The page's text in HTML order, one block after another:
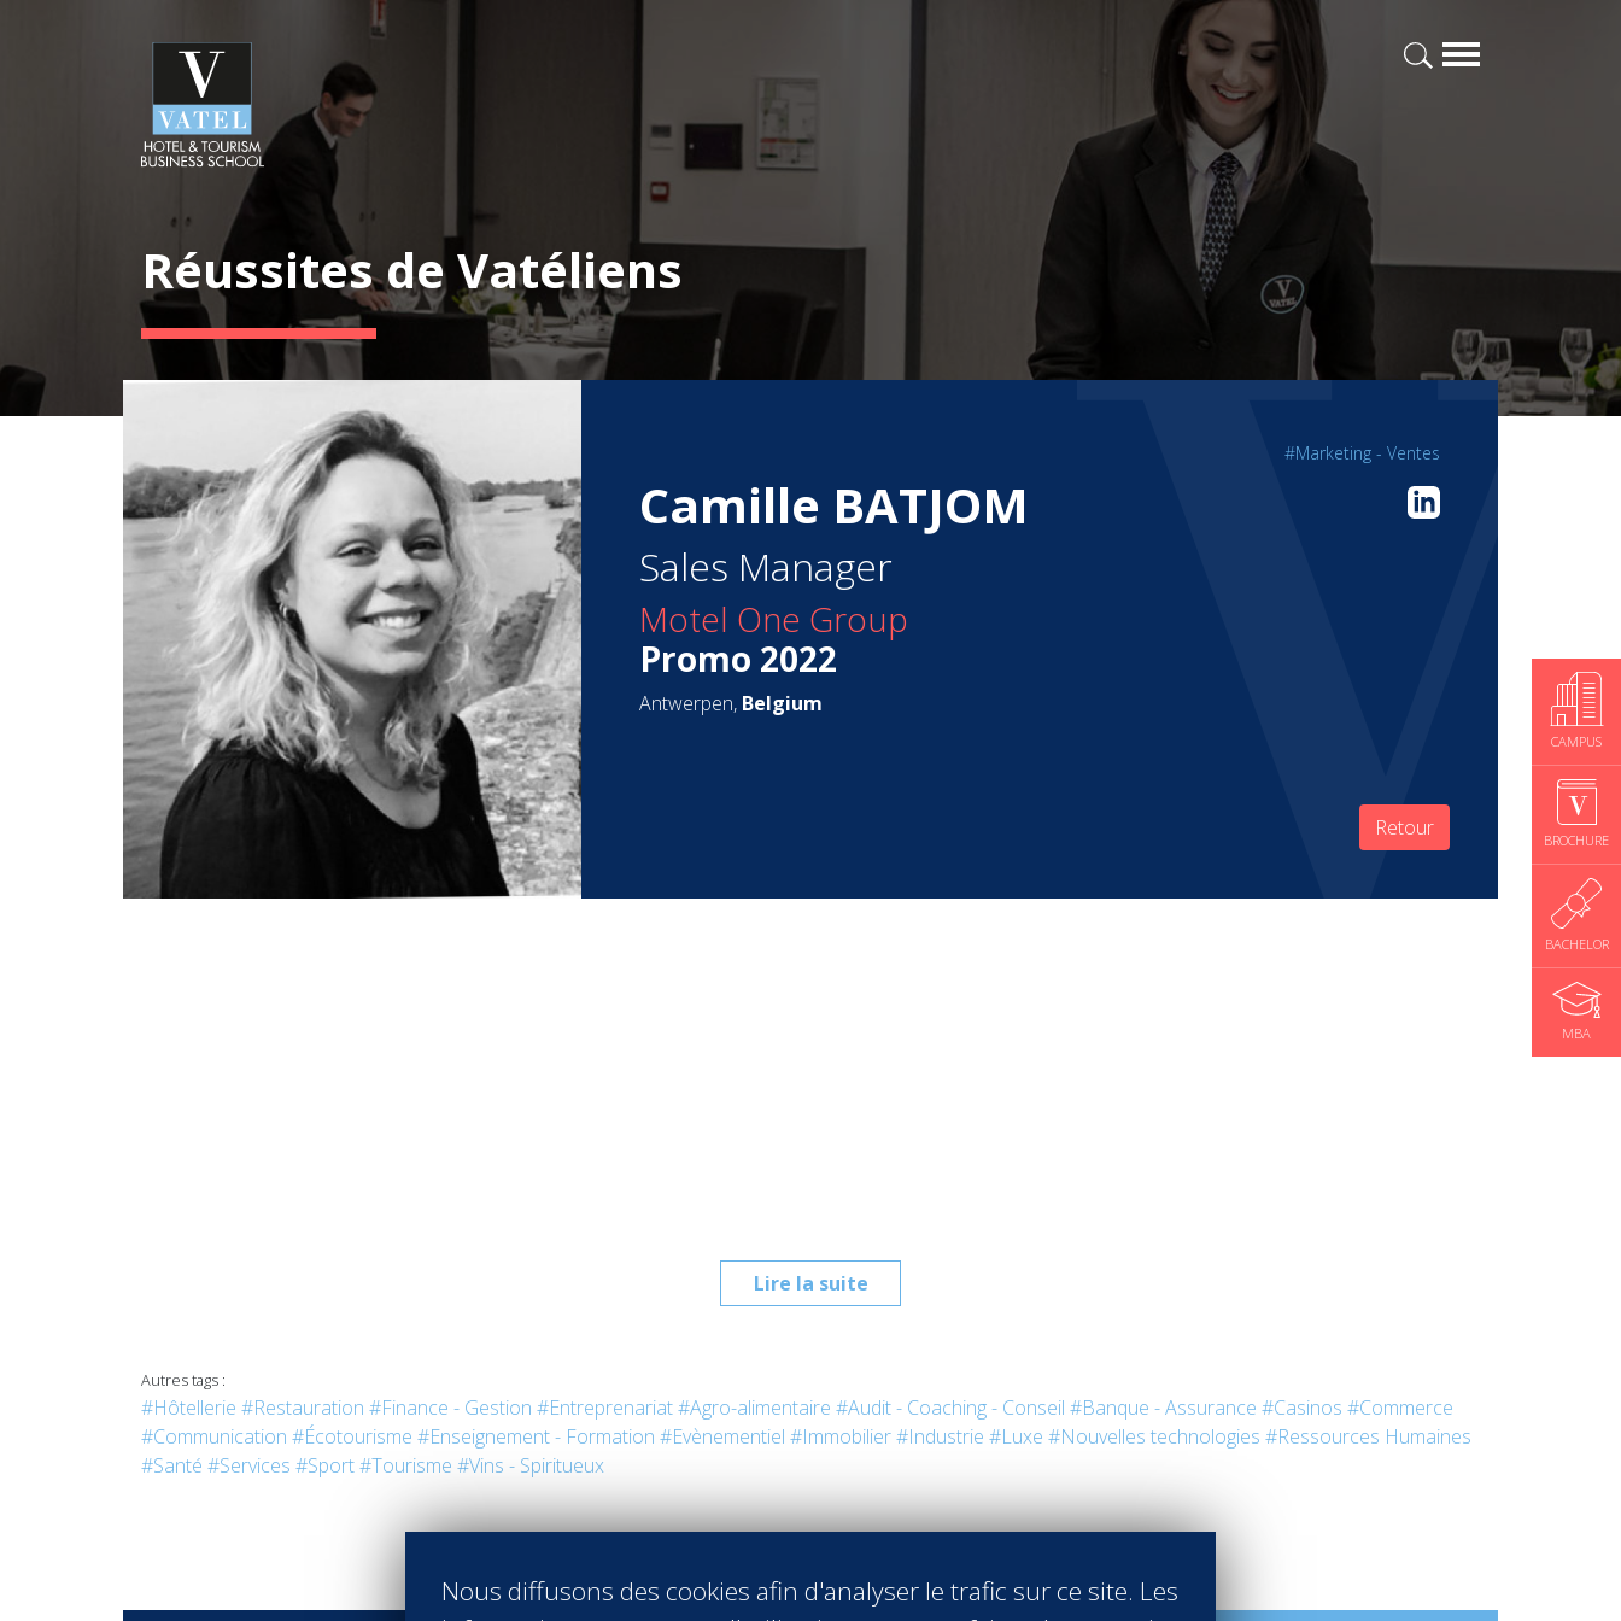
CAMPUS
BROCHURE
BACHELOR
MBA
Réussites de Vatéliens
#Marketing - Ventes
Camille BATJOM
Sales Manager
Motel One Group
Promo 2022
Antwerpen, Belgium
Retour
Lire la suite
Autres tags :
#Hôtellerie #Restauration #Finance - Gestion #Entreprenariat#Agro-alimentaire #Audit - Coaching - Conseil #Banque - Assurance #Casinos #Commerce
#Communication #Écotourisme #Enseignement - Formation #Evènementiel #Immobilier#Industrie #Luxe #Nouvelles technologies #Ressources Humaines
#Santé #Services #Sport#Tourisme #Vins - Spiritueux
Nous diffusons des cookies afin d'analyser le trafic sur ce site. Les